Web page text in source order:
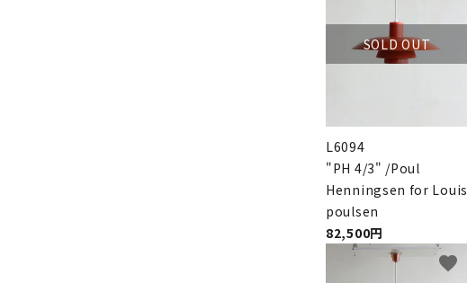
SOLD OUT
L6094
"PH 4/3" /Poul
Henningsen for Louis
poulsen
82,500円
favorite